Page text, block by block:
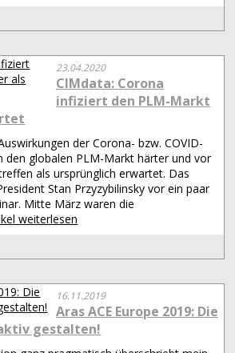
23.04.2020
CIMdata: Corona
infiziert den PLM-Markt
der Corona- bzw. COVID-
den globalen PLM-Markt härter und vor
als ursprünglich erwartet. Das
Stan Przyzybilinsky vor ein paar
Mitte März waren die
weiterlesen
16.11.2019
Aras ACE Europe 2019: Die
gestalten!